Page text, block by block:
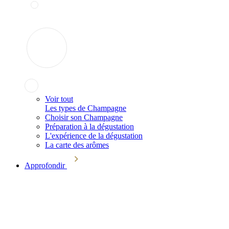
Voir tout
Les types de Champagne
Choisir son Champagne
Préparation à la dégustation
L'expérience de la dégustation
La carte des arômes
Approfondir